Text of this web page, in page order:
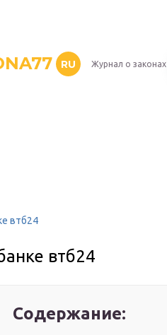
RU Журнал о законах
втб24
втб24
Содержание: